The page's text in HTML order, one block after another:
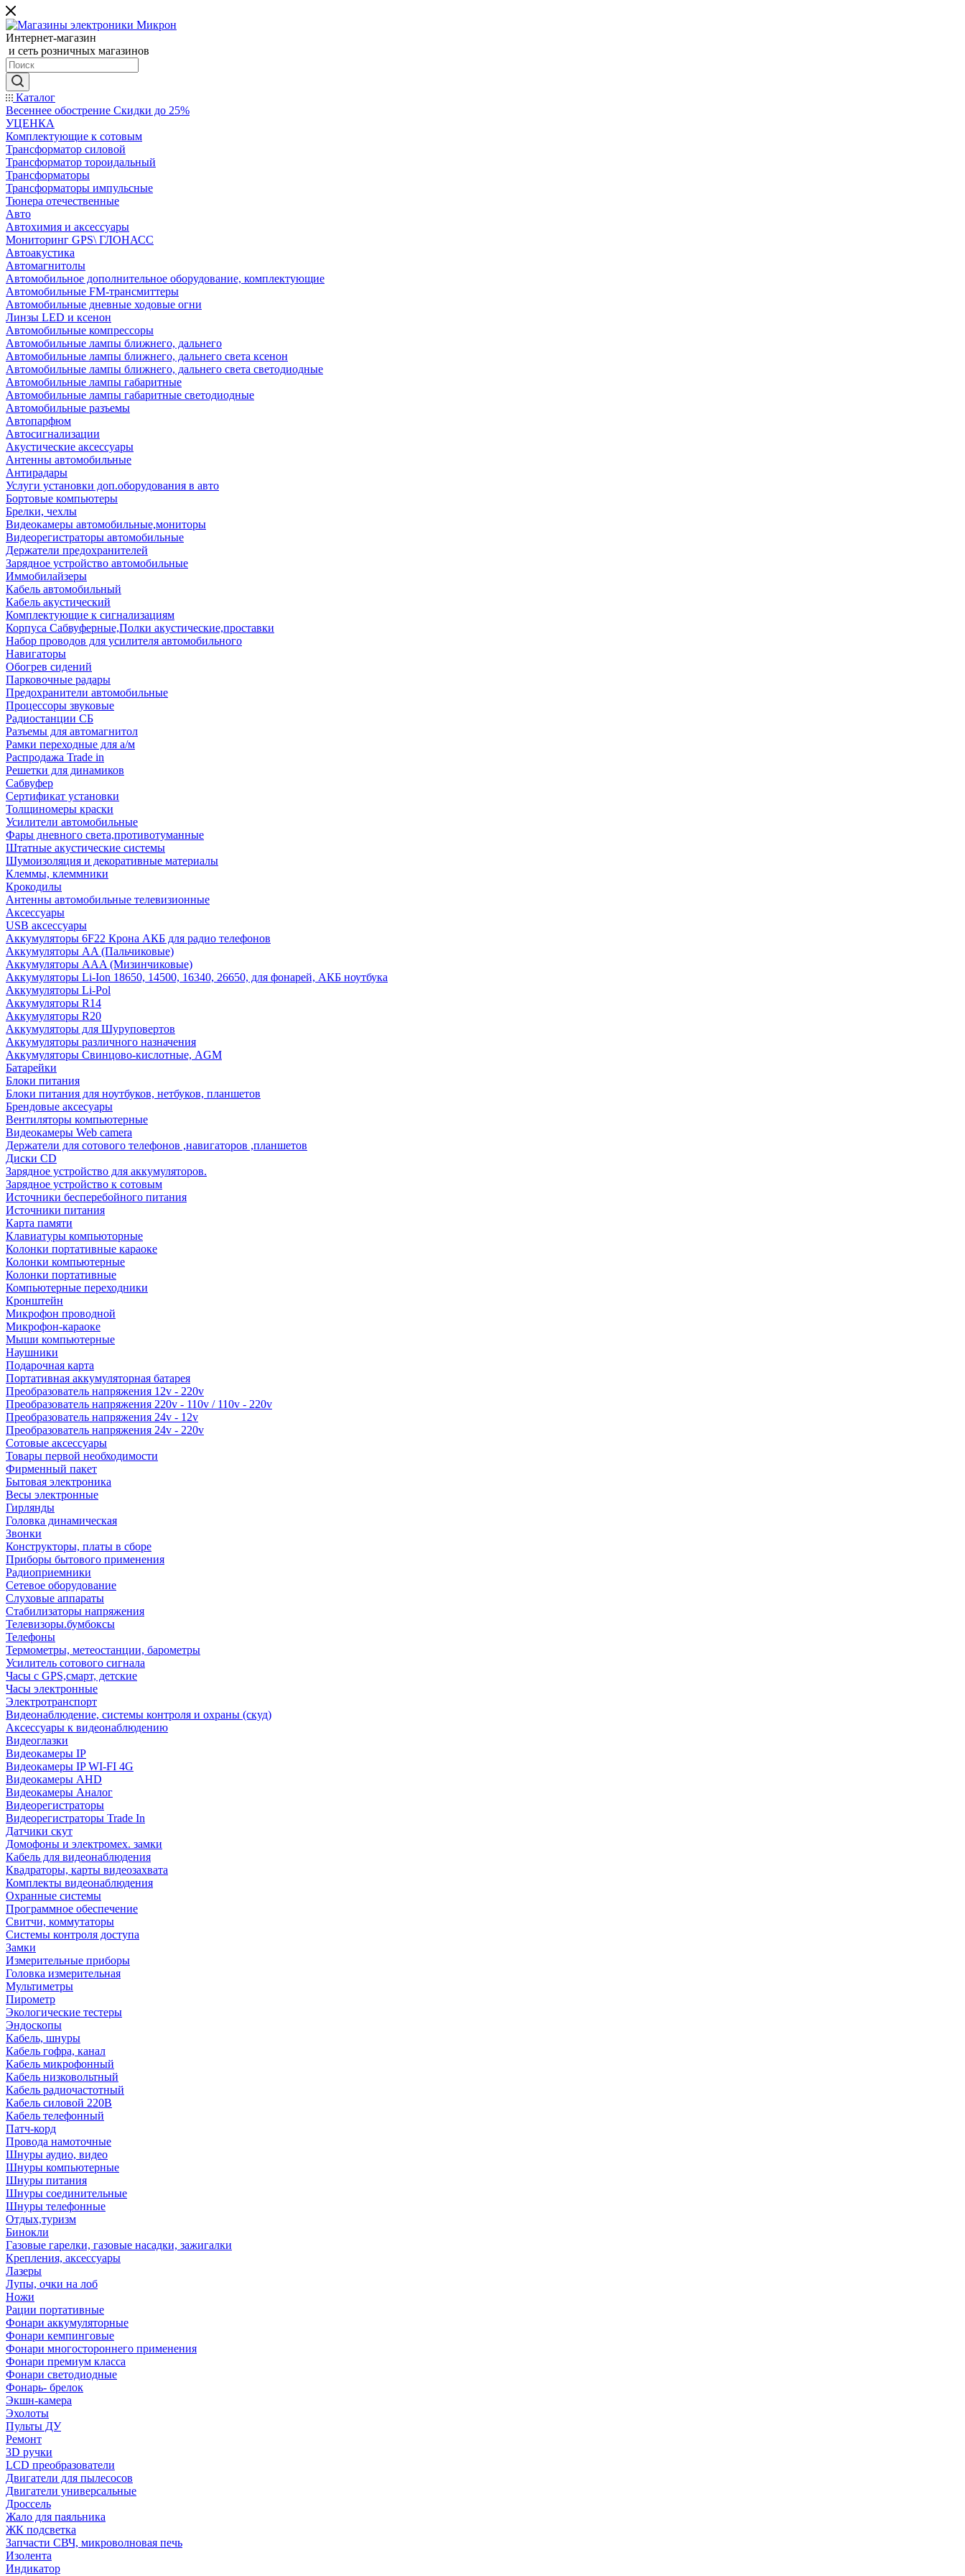
Интернет-магазин
и сеть розничных магазинов
Каталог
Весеннее обострение Скидки до 25%
УЦЕНКА
Комплектующие к сотовым
Трансформатор силовой
Трансформатор тороидальный
Трансформаторы
Трансформаторы импульсные
Тюнера отечественные
Авто
Автохимия и аксессуары
Мониторинг GPS\ ГЛОНАСС
Автоакустика
Автомагнитолы
Автомобильное дополнительное оборудование, комплектующие
Автомобильные FM-трансмиттеры
Автомобильные дневные ходовые огни
Линзы LED и ксенон
Автомобильные компрессоры
Автомобильные лампы ближнего, дальнего
Автомобильные лампы ближнего, дальнего света ксенон
Автомобильные лампы ближнего, дальнего света светодиодные
Автомобильные лампы габаритные
Автомобильные лампы габаритные светодиодные
Автомобильные разъемы
Автопарфюм
Автосигнализации
Акустические аксессуары
Антенны автомобильные
Антирадары
Услуги установки доп.оборудования в авто
Бортовые компьютеры
Брелки, чехлы
Видеокамеры автомобильные,мониторы
Видеорегистраторы автомобильные
Держатели предохранителей
Зарядное устройство автомобильные
Иммобилайзеры
Кабель автомобильный
Кабель акустический
Комплектующие к сигнализациям
Корпуса Сабвуферные,Полки акустические,проставки
Набор проводов для усилителя автомобильного
Навигаторы
Обогрев сидений
Парковочные радары
Предохранители автомобильные
Процессоры звуковые
Радиостанции СБ
Разъемы для автомагнитол
Рамки переходные для а/м
Распродажа Trade in
Решетки для динамиков
Сабвуфер
Сертификат установки
Толщиномеры краски
Усилители автомобильные
Фары дневного света,противотуманные
Штатные акустические системы
Шумоизоляция и декоративные материалы
Клеммы, клеммники
Крокодилы
Антенны автомобильные телевизионные
Аксессуары
USB аксессуары
Аккумуляторы 6F22 Крона АКБ для радио телефонов
Аккумуляторы AA (Пальчиковые)
Аккумуляторы AAA (Мизинчиковые)
Аккумуляторы Li-Ion 18650, 14500, 16340, 26650, для фонарей, АКБ ноутбука
Аккумуляторы Li-Pol
Аккумуляторы R14
Аккумуляторы R20
Аккумуляторы для Шуруповертов
Аккумуляторы различного назначения
Аккумуляторы Свинцово-кислотные, AGM
Батарейки
Блоки питания
Блоки питания для ноутбуков, нетбуков, планшетов
Брендовые аксесуары
Вентиляторы компьютерные
Видеокамеры Web camera
Держатели для сотового телефонов ,навигаторов ,планшетов
Диски CD
Зарядное устройство для аккумуляторов.
Зарядное устройство к сотовым
Источники бесперебойного питания
Источники питания
Карта памяти
Клавиатуры компьюторные
Колонки портативные караоке
Колонки компьютерные
Колонки портативные
Компьютерные переходники
Кронштейн
Микрофон проводной
Микрофон-караоке
Мыши компьютерные
Наушники
Подарочная карта
Портативная аккумуляторная батарея
Преобразователь напряжения 12v - 220v
Преобразователь напряжения 220v - 110v / 110v - 220v
Преобразователь напряжения 24v - 12v
Преобразователь напряжения 24v - 220v
Сотовые аксессуары
Товары первой необходимости
Фирменный пакет
Бытовая электроника
Весы электронные
Гирлянды
Головка динамическая
Звонки
Конструкторы, платы в сборе
Приборы бытового применения
Радиоприемники
Сетевое оборудование
Слуховые аппараты
Стабилизаторы напряжения
Телевизоры.бумбоксы
Телефоны
Термометры, метеостанции, барометры
Усилитель сотового сигнала
Часы с GPS,смарт, детские
Часы электронные
Электротранспорт
Видеонаблюдение, системы контроля и охраны (скуд)
Аксессуары к видеонаблюдению
Видеоглазки
Видеокамеры IP
Видеокамеры IP WI-FI 4G
Видеокамеры AHD
Видеокамеры Аналог
Видеорегистраторы
Видеорегистраторы Trade In
Датчики скут
Домофоны и электромех. замки
Кабель для видеонаблюдения
Квадраторы, карты видеозахвата
Комплекты видеонаблюдения
Охранные системы
Программное обеспечение
Свитчи, коммутаторы
Системы контроля доступа
Замки
Измерительные приборы
Головка измерительная
Мультиметры
Пирометр
Экологические тестеры
Эндоскопы
Кабель, шнуры
Кабель гофра, канал
Кабель микрофонный
Кабель низковольтный
Кабель радиочастотный
Кабель силовой 220В
Кабель телефонный
Патч-корд
Провода намоточные
Шнуры аудио, видео
Шнуры компьютерные
Шнуры питания
Шнуры соединительные
Шнуры телефонные
Отдых,туризм
Бинокли
Газовые гарелки, газовые насадки, зажигалки
Крепления, аксессуары
Лазеры
Лупы, очки на лоб
Ножи
Рации портативные
Фонари аккумуляторные
Фонари кемпинговые
Фонари многостороннего применения
Фонари премиум класса
Фонари светодиодные
Фонарь- брелок
Экшн-камера
Эхолоты
Пульты ДУ
Ремонт
3D ручки
LCD преобразователи
Двигатели для пылесосов
Двигатели универсальные
Дроссель
Жало для паяльника
ЖК подсветка
Запчасти СВЧ, микроволновая печь
Изолента
Индикатор